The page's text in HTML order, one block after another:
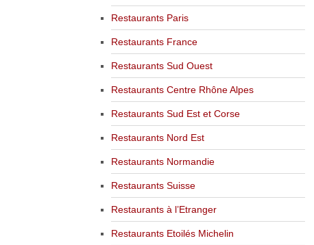
Restaurants Paris
Restaurants France
Restaurants Sud Ouest
Restaurants Centre Rhône Alpes
Restaurants Sud Est et Corse
Restaurants Nord Est
Restaurants Normandie
Restaurants Suisse
Restaurants à l’Etranger
Restaurants Etoilés Michelin